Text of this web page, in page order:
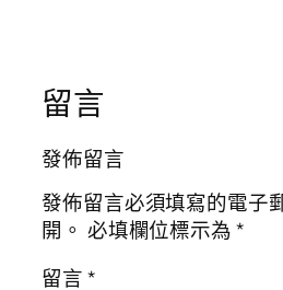
留言
發佈留言
發佈留言必須填寫的電子
開。 必填欄位標示為*
留言*